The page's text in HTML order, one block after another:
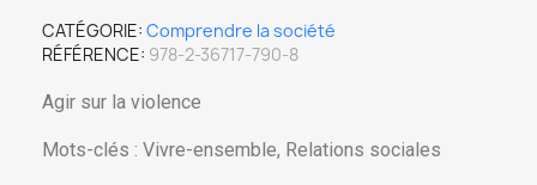
CATÉGORIE Comprendre la société
RÉFÉRENCE 978-2-36717-790-8
Agir sur la violence
Mots-clés : Vivre-ensemble, Relations sociales